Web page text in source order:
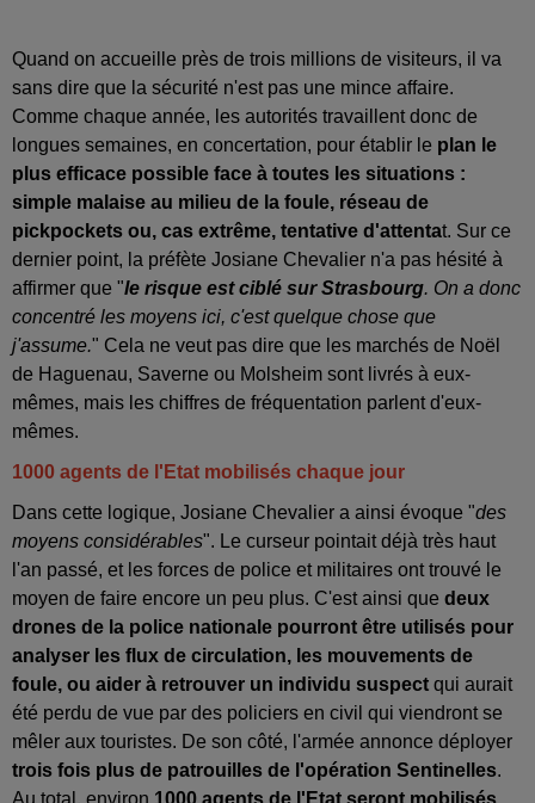
Quand on accueille près de trois millions de visiteurs, il va
sans dire que la sécurité n'est pas une mince affaire.
Comme chaque année, les autorités travaillent donc de
longues semaines, en concertation, pour établir le plan le
plus efficace possible face à toutes les situations :
simple malaise au milieu de la foule, réseau de
pickpockets ou, cas extrême, tentative d'attentat. Sur ce
dernier point, la préfète Josiane Chevalier n'a pas hésité à
affirmer que "le risque est ciblé sur Strasbourg. On a donc
concentré les moyens ici, c'est quelque chose que
j'assume." Cela ne veut pas dire que les marchés de Noël
de Haguenau, Saverne ou Molsheim sont livrés à eux-
mêmes, mais les chiffres de fréquentation parlent d'eux-
mêmes.
1000 agents de l'Etat mobilisés chaque jour
Dans cette logique, Josiane Chevalier a ainsi évoque "des
moyens considérables". Le curseur pointait déjà très haut
l'an passé, et les forces de police et militaires ont trouvé le
moyen de faire encore un peu plus. C'est ainsi que deux
drones de la police nationale pourront être utilisés pour
analyser les flux de circulation, les mouvements de
foule, ou aider à retrouver un individu suspect qui aurait
été perdu de vue par des policiers en civil qui viendront se
mêler aux touristes. De son côté, l'armée annonce déployer
trois fois plus de patrouilles de l'opération Sentinelles.